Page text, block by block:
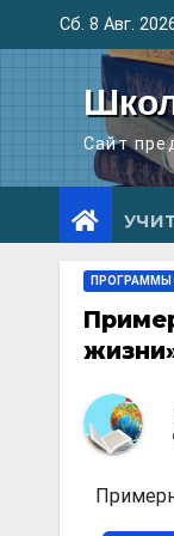
содержимому
Сб. 8 Авг.
Сайт
ПРОГРАММЫ